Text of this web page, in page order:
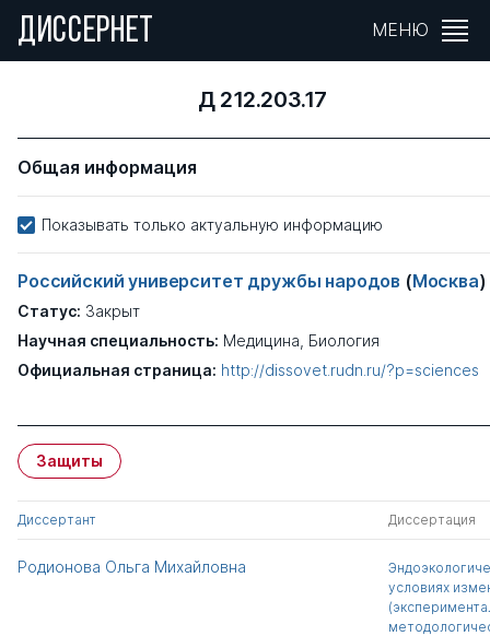
ДИССЕРНЕТ МЕНЮ
Д 212.203.17
Общая информация
Показывать только актуальную информацию
Российский университет дружбы народов (Москва)
Статус: Закрыт
Научная специальность: Медицина, Биология
Официальная страница: http://dissovet.rudn.ru/?p=sciences
Защиты
Диссертант Диссертация
Родионова Ольга Михайловна
условиях